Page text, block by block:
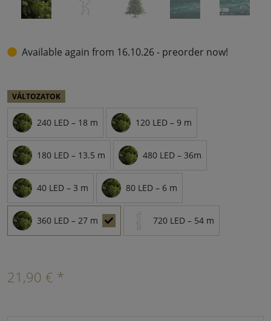
Available again from 16.10.26 - preorder now!
VÁLTOZATOK
240 LED – 18 m 120 LED – 9 m
180 LED – 13.5 m 480 LED – 36m
40 LED – 3 m 80 LED – 6 m
360 LED – 27 m 720 LED – 54 m
21,90 € *